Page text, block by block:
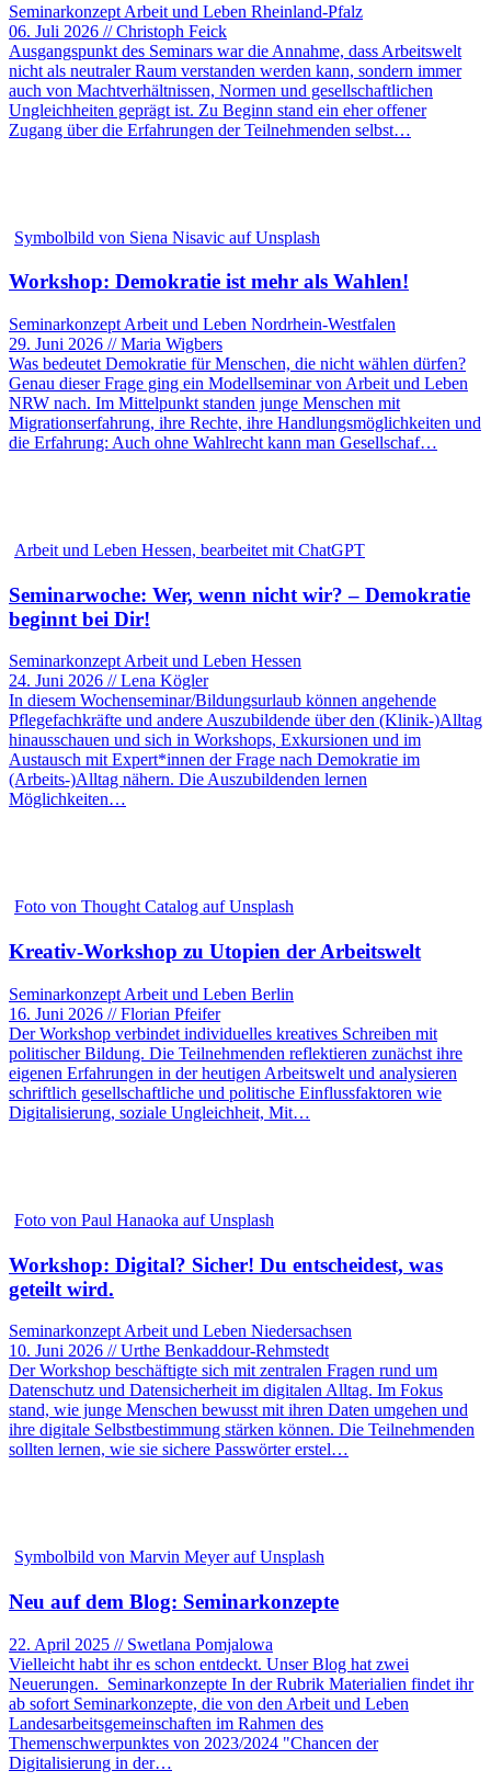
Seminarkonzept Arbeit und Leben Rheinland-Pfalz
06. Juli 2026 // Christoph Feick
Ausgangspunkt des Seminars war die Annahme, dass Arbeitswelt
nicht als neutraler Raum verstanden werden kann, sondern immer
auch von Machtverhältnissen, Normen und gesellschaftlichen
Ungleichheiten geprägt ist. Zu Beginn stand ein eher offener
Zugang über die Erfahrungen der Teilnehmenden selbst…
Symbolbild von Siena Nisavic auf Unsplash
Workshop: Demokratie ist mehr als Wahlen!
Seminarkonzept Arbeit und Leben Nordrhein-Westfalen
29. Juni 2026 // Maria Wigbers
Was bedeutet Demokratie für Menschen, die nicht wählen dürfen?
Genau dieser Frage ging ein Modellseminar von Arbeit und Leben
NRW nach. Im Mittelpunkt standen junge Menschen mit
Migrationserfahrung, ihre Rechte, ihre Handlungsmöglichkeiten und
die Erfahrung: Auch ohne Wahlrecht kann man Gesellschaf…
Arbeit und Leben Hessen, bearbeitet mit ChatGPT
Seminarwoche: Wer, wenn nicht wir? – Demokratie
beginnt bei Dir!
Seminarkonzept Arbeit und Leben Hessen
24. Juni 2026 // Lena Kögler
In diesem Wochenseminar/Bildungsurlaub können angehende
Pflegefachkräfte und andere Auszubildende über den (Klinik-)Alltag
hinausschauen und sich in Workshops, Exkursionen und im
Austausch mit Expert*innen der Frage nach Demokratie im
(Arbeits-)Alltag nähern. Die Auszubildenden lernen
Möglichkeiten…
Foto von Thought Catalog auf Unsplash
Kreativ-Workshop zu Utopien der Arbeitswelt
Seminarkonzept Arbeit und Leben Berlin
16. Juni 2026 // Florian Pfeifer
Der Workshop verbindet individuelles kreatives Schreiben mit
politischer Bildung. Die Teilnehmenden reflektieren zunächst ihre
eigenen Erfahrungen in der heutigen Arbeitswelt und analysieren
schriftlich gesellschaftliche und politische Einflussfaktoren wie
Digitalisierung, soziale Ungleichheit, Mit…
Foto von Paul Hanaoka auf Unsplash
Workshop: Digital? Sicher! Du entscheidest, was
geteilt wird.
Seminarkonzept Arbeit und Leben Niedersachsen
10. Juni 2026 // Urthe Benkaddour-Rehmstedt
Der Workshop beschäftigte sich mit zentralen Fragen rund um
Datenschutz und Datensicherheit im digitalen Alltag. Im Fokus
stand, wie junge Menschen bewusst mit ihren Daten umgehen und
ihre digitale Selbstbestimmung stärken können. Die Teilnehmenden
sollten lernen, wie sie sichere Passwörter erstel…
Symbolbild von Marvin Meyer auf Unsplash
Neu auf dem Blog: Seminarkonzepte
22. April 2025 // Swetlana Pomjalowa
Vielleicht habt ihr es schon entdeckt. Unser Blog hat zwei
Neuerungen. Seminarkonzepte In der Rubrik Materialien findet ihr
ab sofort Seminarkonzepte, die von den Arbeit und Leben
Landesarbeitsgemeinschaften im Rahmen des
Themenschwerpunktes von 2023/2024 "Chancen der
Digitalisierung in der…